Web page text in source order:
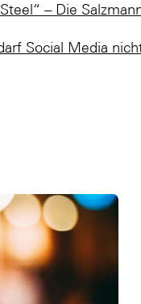
– Die
Social Media